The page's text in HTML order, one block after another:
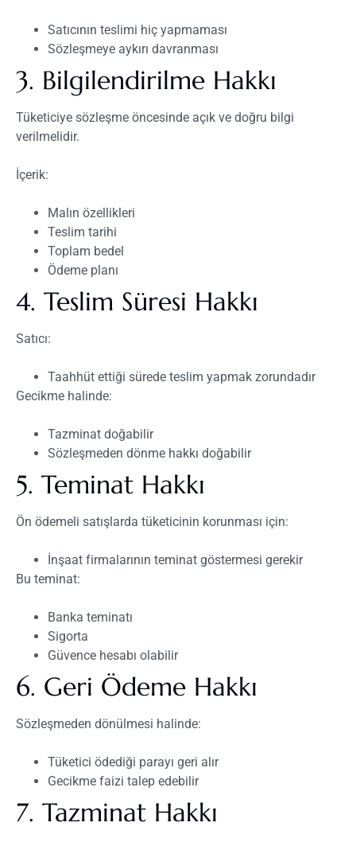
Satıcının teslimi hiç yapmaması
Sözleşmeye aykırı davranması
3. Bilgilendirilme Hakkı
Tüketiciye sözleşme öncesinde açık ve doğru bilgi
verilmelidir.
İçerik:
Malın özellikleri
Teslim tarihi
Toplam bedel
Ödeme planı
4. Teslim Süresi Hakkı
Satıcı:
Taahhüt ettiği sürede teslim yapmak zorundadır
Gecikme halinde:
Tazminat doğabilir
Sözleşmeden dönme hakkı doğabilir
5. Teminat Hakkı
Ön ödemeli satışlarda tüketicinin korunması için:
İnşaat firmalarının teminat göstermesi gerekir
Bu teminat:
Banka teminatı
Sigorta
Güvence hesabı olabilir
6. Geri Ödeme Hakkı
Sözleşmeden dönülmesi halinde:
Tüketici ödediği parayı geri alır
Gecikme faizi talep edebilir
7. Tazminat Hakkı